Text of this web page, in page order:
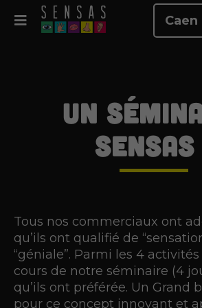
Caen
Un
Tous nos commerciaux ont
qu’ils ont qualifié de
“géniale”. Parmi les 4
cours de notre séminaire (4
qu’ils ont préférée. Un Grand
pour ce concept innovant et